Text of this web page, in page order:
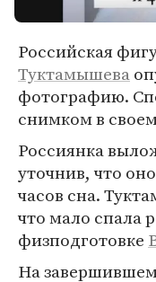
Российская
Туктамышева
фотографию.
снимком в
Россиянка
уточнив, что
часов сна.
что мало спала
физподготовке
На